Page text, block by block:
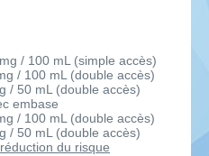
/ 100 mL (simple accès)
/ 100 mL (double accès)
/ 50 mL (double accès)
embase
/ 100 mL (double accès)
/ 50 mL (double accès)
du risque